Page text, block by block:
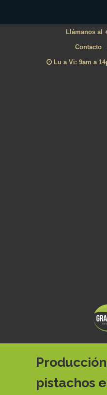
Llámanos al
Contacto
Lu a Vi: 9am a
pistachos